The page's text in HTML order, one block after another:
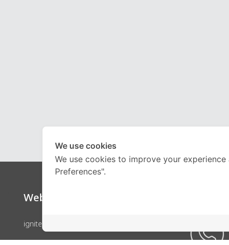
Website
ignite by OnDemand
We use cookies
We use cookies to improve your
Preferences".